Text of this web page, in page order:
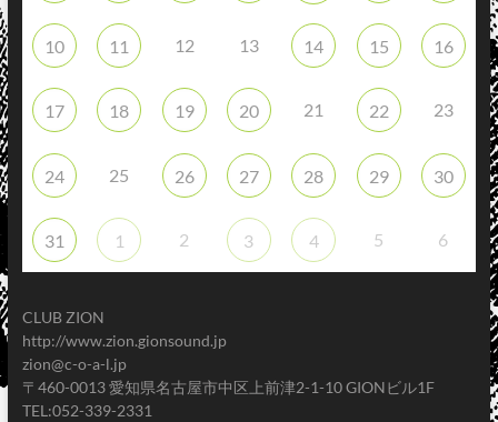
10 11 12 13 14 15 16
17 18 19 20 21 22 23
24 25 26 27 28 29 30
31 1 2 3 4 5 6
CLUB ZION
http://www.zion.gionsound.jp
zion@c-o-a-l.jp
〒460-0013 愛知県名古屋市中区上前津2-1-10 GIONビル1F
TEL:052-339-2331